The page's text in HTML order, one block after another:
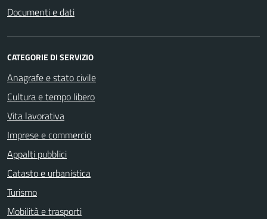
Documenti e dati
CATEGORIE DI SERVIZIO
Anagrafe e stato civile
Cultura e tempo libero
Vita lavorativa
Imprese e commercio
Appalti pubblici
Catasto e urbanistica
Turismo
Mobilità e trasporti